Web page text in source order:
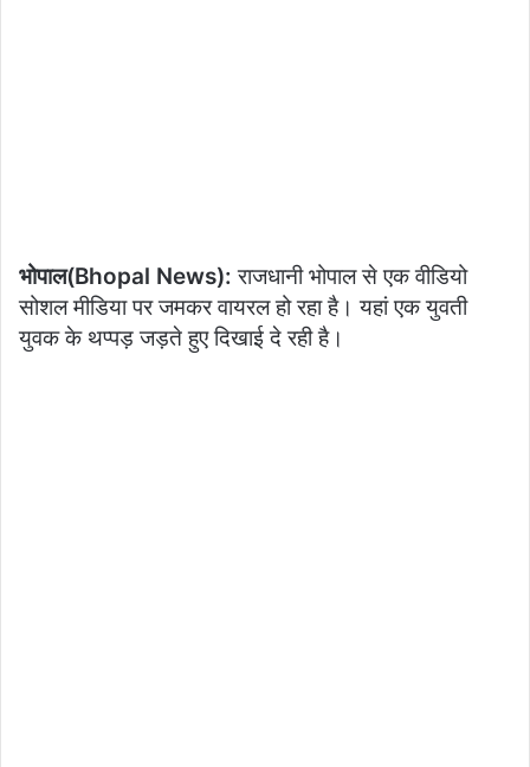
भोपाल(Bhopal News):राजधानी भोपाल से एक वीडियो
सोशल मीडिया पर जमकर वायरल हो रहा है। यहां एक युवती
युवक के थप्पड़ जड़ते हुए दिखाई दे रही है।